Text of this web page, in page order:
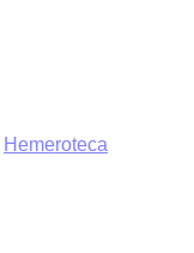
Hemeroteca